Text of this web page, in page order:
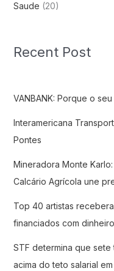
Saude (20)
Recent Post
VANBANK: Porque o
Interamericana
Pontes
Mineradora Monte
Calcário Agrícola une
Top 40 artistas
financiados com
STF determina que
acima do teto salarial